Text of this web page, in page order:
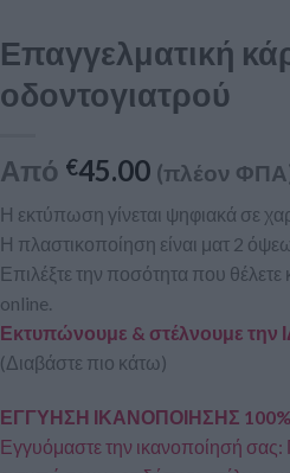
Επαγγελματική
οδοντογιατρού
Από €45.00 (πλέον
Η εκτύπωση γίνεται ψηφιακά σε
Η πλαστικοποίηση είναι ματ 2
Επιλέξτε την ποσότητα που θέλετε
online.
Εκτυπώνουμε & στέλνουμε την
(Διαβάστε πιο κάτω)
ΕΓΓΥΗΣΗ ΙΚΑΝΟΠΟΙΗΣΗΣ 100%
Εγγυόμαστε την ικανοποίησή σας: